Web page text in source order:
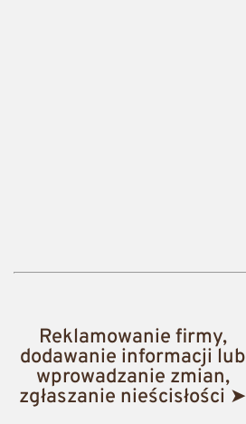
Reklamowanie firmy,
dodawanie informacji lub
wprowadzanie zmian,
zgłaszanie nieścisłości ➤